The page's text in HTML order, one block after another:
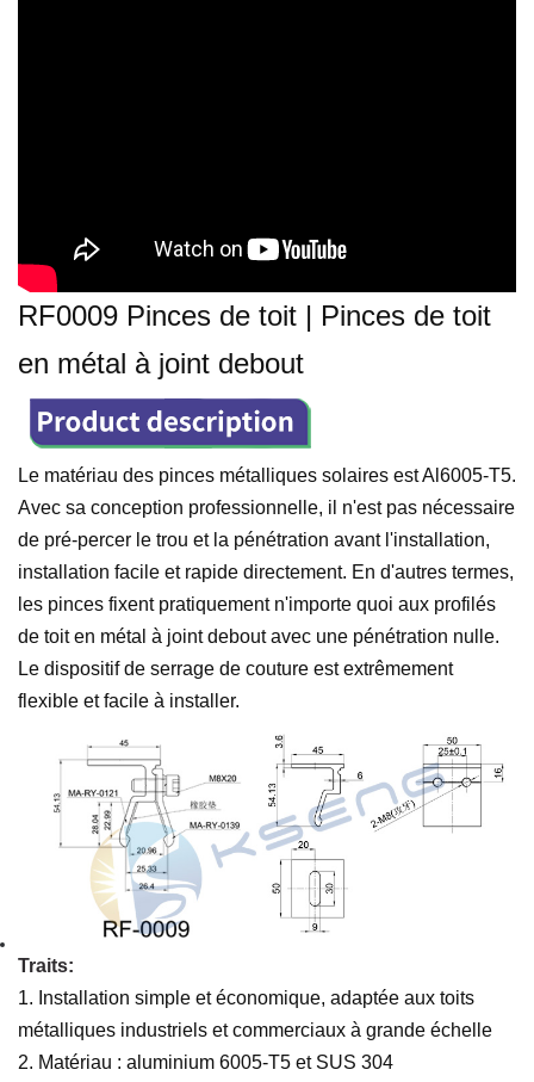
RF0009 Pinces de toit | Pinces de toit
en métal à joint debout
Le matériau des pinces métalliques solaires est Al6005-T5.
Avec sa conception professionnelle, il n'est pas nécessaire
de pré-percer le trou et la pénétration avant l'installation,
installation facile et rapide directement. En d'autres termes,
les pinces fixent pratiquement n'importe quoi aux profilés
de toit en métal à joint debout avec une pénétration nulle.
Le dispositif de serrage de couture est extrêmement
flexible et facile à installer.
Traits:
1. Installation simple et économique, adaptée aux toits
métalliques industriels et commerciaux à grande échelle
2. Matériau : aluminium 6005-T5 et SUS 304